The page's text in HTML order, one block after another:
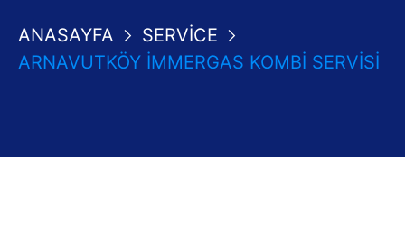
ANASAYFA
SERVICE
ARNAVUTKÖY İMMERGAS KOMBI SERVISI